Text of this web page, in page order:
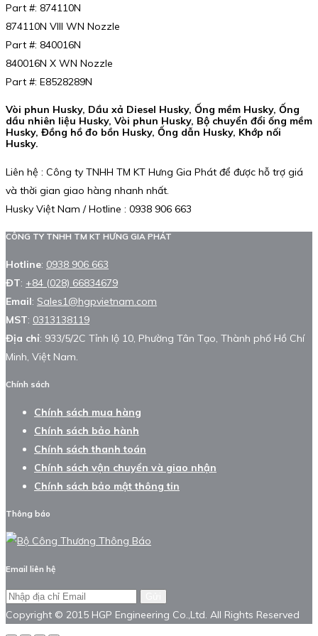
Part #: 874110N
874110N VIII WN Nozzle
Part #: 840016N
840016N X WN Nozzle
Part #: E8528289N
Vòi phun Husky, Dầu xả Diesel Husky, Ống mềm Husky, Ống
dầu nhiên liệu Husky, Vòi phun Husky, Bộ chuyển đổi ống mềm
Husky, Đồng hồ đo bồn Husky, Ống dẫn Husky, Khớp nối
Husky.
Liên hệ : Công ty TNHH TM KT Hưng Gia Phát để được hỗ trợ giá
và thời gian giao hàng nhanh nhất.
Husky Việt Nam / Hotline : 0938 906 663
CÔNG TY TNHH TM KT HƯNG GIA PHÁT
Hotline: 0938 906 663
ĐT: +84 (028) 66834679
Email: Sales1@hgpvietnam.com
MST: 0313138119
Địa chỉ: 933/5/2C Tỉnh lộ 10, Phường Tân Tạo, Thành phố Hồ Chí
Minh, Việt Nam.
Chính sách
Chính sách mua hàng
Chính sách bảo hành
Chính sách thanh toán
Chính sách vận chuyển và giao nhận
Chính sách bảo mật thông tin
Thông báo
Email liên hệ
Copyright © 2015 HGP Engineering Co.,Ltd. All Rights Reserved